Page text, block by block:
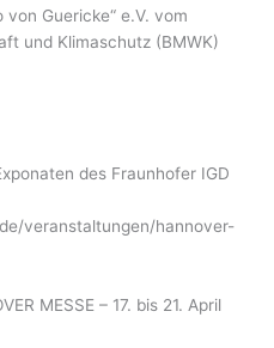
von Guericke“ e.V. vom
und Klimaschutz (BMWK)
des Fraunhofer IGD
veranstaltungen/hannover-
MESSE – 17. bis 21. April